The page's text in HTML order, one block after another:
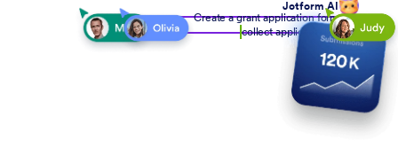
Jotform AI
Create a grant application form to
collect applicant details